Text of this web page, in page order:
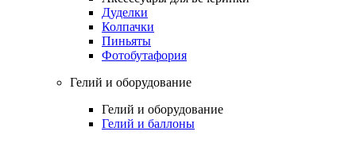
Дуделки
Колпачки
Пиньяты
Фотобутафория
Гелий и оборудование
Гелий и оборудование
Гелий и баллоны